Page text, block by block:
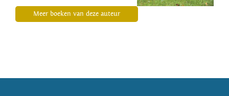
eilanden'), reisboeken en een
antropologische thriller
Meer boeken van deze auteur